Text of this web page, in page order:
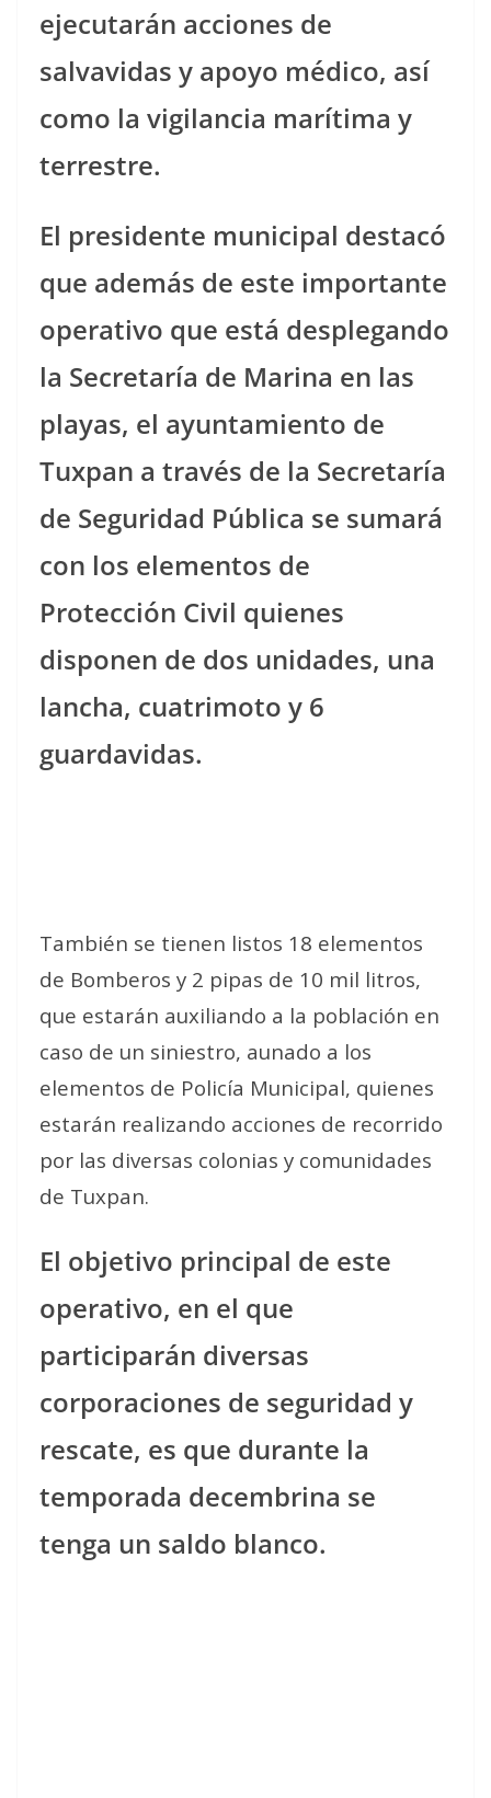
ejecutarán acciones de
salvavidas y apoyo médico, así
como la vigilancia marítima y
terrestre.
El presidente municipal destacó
que además de este importante
operativo que está desplegando
la Secretaría de Marina en las
playas, el ayuntamiento de
Tuxpan a través de la Secretaría
de Seguridad Pública se sumará
con los elementos de
Protección Civil quienes
disponen de dos unidades, una
lancha, cuatrimoto y 6
guardavidas.
También se tienen listos 18 elementos
de Bomberos y 2 pipas de 10 mil litros,
que estarán auxiliando a la población en
caso de un siniestro, aunado a los
elementos de Policía Municipal, quienes
estarán realizando acciones de recorrido
por las diversas colonias y comunidades
de Tuxpan.
El objetivo principal de este
operativo, en el que
participarán diversas
corporaciones de seguridad y
rescate, es que durante la
temporada decembrina se
tenga un saldo blanco.